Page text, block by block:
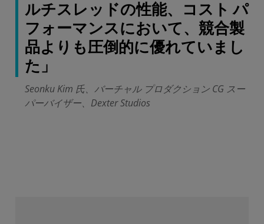
ルチスレッドの性能、コスト パ
フォーマンスにおいて、競合製
品よりも圧倒的に優れていまし
た」
Seonku Kim 氏、バーチャル プロダクション CG スー
パーバイザー、Dexter Studios